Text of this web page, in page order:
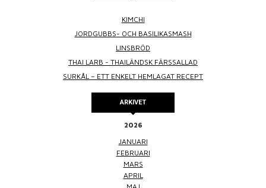
KIMCHI
JORDGUBBS- OCH BASILIKASMASH
LINSBRÖD
THAI LARB - THAILÄNDSK FÄRSSALLAD
SURKÅL – ETT ENKELT HEMLAGAT RECEPT
ARKIVET
2026
JANUARI
FEBRUARI
MARS
APRIL